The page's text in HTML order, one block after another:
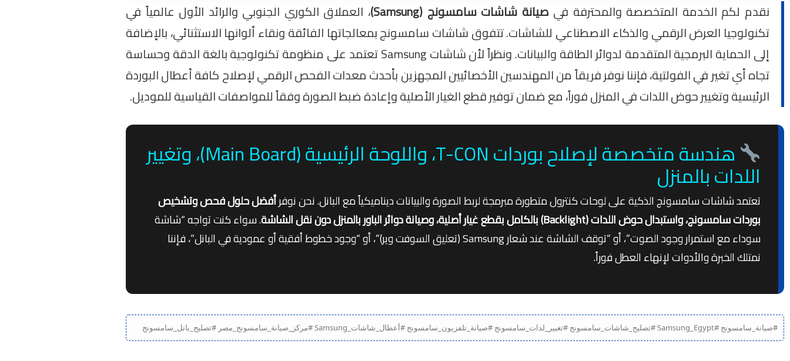
نقدم لكم الخدمة المتخصصة والمحترفة في صيانة شاشات سامسونج (Samsung)
، العملاق الكوري الجنوبي والرائد الأول عالمياً في
تكنولوجيا العرض الرقمي والذكاء الاصطناعي للشاشات. تتفوق شاشات سامسونج بمعالجاتها الفائقة ونقاء ألوانها الاستثنائي، بالإضافة
إلى الحماية البرمجية المتقدمة لدوائر الطاقة والبيانات. ونظراً لأن شاشات Samsung تعتمد على منظومة تكنولوجية بالغة الدقة وحساسة
تجاه أي تغير في الفولتية، فإننا نوفر فريقاً من المهندسين الأخصائيين المجهزين بأحدث معدات الفحص الرقمي لإصلاح كافة أعطال البوردة
الرئيسية وتغيير حوض اللدات في المنزل فوراً، مع ضمان توفير قطع الغيار الأصلية وإعادة ضبط الصورة وفقاً للمواصفات القياسية للموديل.
هندسة متخصصة لإصلاح بوردات T-CON، واللوحة الرئيسية (Main Board)، وتغيير
اللدات بالمنزل
تعتمد شاشات سامسونج الذكية على لوحات كنترول متطورة مبرمجة لربط الصورة والبيانات ديناميكياً مع البانل. نحن نوفرأفضل حلول فحص وتشخيص
بوردات سامسونج، واستبدال حوض اللدات (Backlight) بالكامل بقطع غيار أصلية، وصيانة دوائر الباور بالمنزل دون نقل الشاشة
. سواء كنت تواجه “شاشة
سوداء مع استمرار وجود الصوت”، أو “توقف الشاشة عند شعار Samsung (تعليق السوفت وير)”، أو “وجود خطوط أفقية أو عمودية في البانل”، فإننا
نمتلك الخبرة والأدوات لإنهاء العطل فوراً.
#صيانة_سامسونج #Samsung_Egypt #تصليح_شاشات_سامسونج #تغيير_لدات_سامسونج #صيانة_تلفزيون_سامسونج #أعطال_شاشات_Samsung #مركز_صيانة_سامسونج_مصر #تصليح_بانل_سامسونج